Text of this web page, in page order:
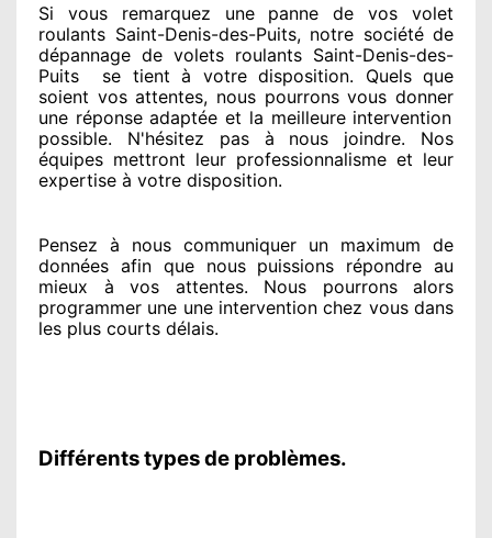
Si vous remarquez une panne de vos volet
roulants Saint-Denis-des-Puits, notre sociétéde
dépannage de volets roulants Saint-Denis-des-
Puits
se tient à votre disposition. Quels que
soient vos attentes, nous pourrons vous donner
une réponse adaptée et la meilleure intervention
possible. N'hésitez pas à nous joindre. Nos
équipes mettront leur professionnalisme et leur
expertise à votre disposition.
Pensez à nous communiquer un maximum de
données afin que nous puissions répondre au
mieux à vos attentes. Nous pourrons alors
programmer une une intervention chez vousdans
les plus courts délais.
Différents types de problèmes.